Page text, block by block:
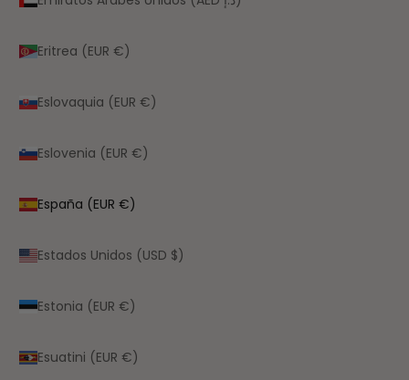
Eritrea (EUR €)
Eslovaquia (EUR €)
Eslovenia (EUR €)
España (EUR €)
Estados Unidos (USD $)
Estonia (EUR €)
Esuatini (EUR €)